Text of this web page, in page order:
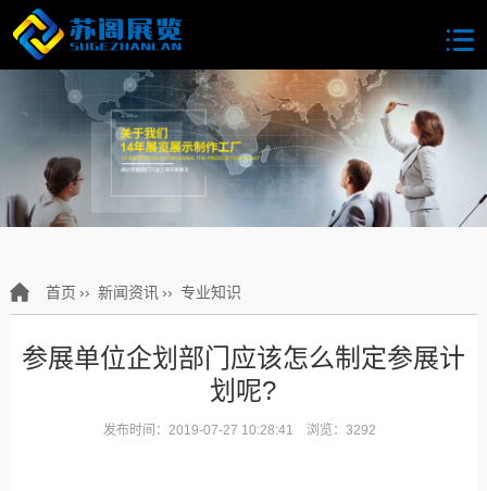
首页 ›› 新闻资讯 ›› 专业知识
参展单位企划部门应该怎么制定参展计
划呢?
发布时间：2019-07-27 10:28:41 浏览：3292